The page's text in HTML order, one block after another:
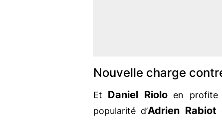
Nouvelle charge
Et Daniel Rioloen profite
popularité d’Adrien Rabiot